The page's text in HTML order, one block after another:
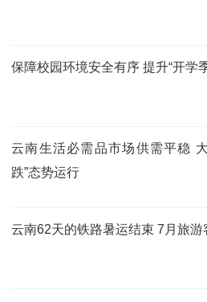
保障校园环境安全有序 提升“开学
云南生活必需品市场供需平稳
跌”态势运行
云南62天的铁路暑运结束 7月旅游